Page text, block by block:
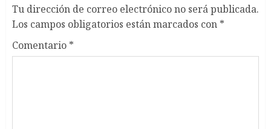
Tu dirección de correo electrónico no será publicada.
Los campos obligatorios están marcados con *
Comentario *